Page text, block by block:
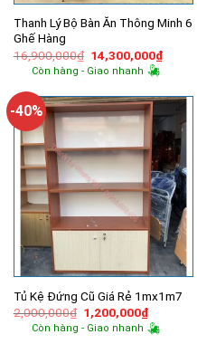
Thanh Lý Bộ Bàn Ăn Thông Minh 6
Ghế Hàng
16,900,000₫ Giá
gốc
là:
14,300,000₫Giá
hiện
Còn hàng - Giao nhanh
-40%
Tủ Kệ Đứng Cũ Giá Rẻ 1mx1m7
2,000,000₫ Giá
gốc
là:
1,200,000₫Giá
hiện
tại
Còn hàng - Giao nhanh